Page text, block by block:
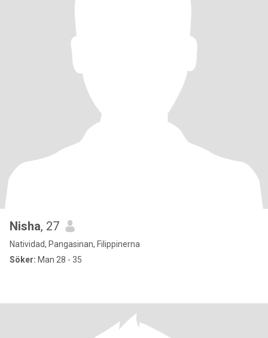
Nisha, 27
Natividad, Pangasinan, Filippinerna
Söker: Man 28 - 35